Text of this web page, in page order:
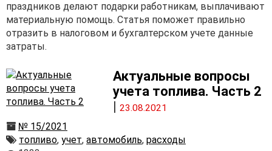
праздников делают подарки работникам, выплачивают
материальную помощь. Статья поможет правильно
отразить в налоговом и бухгалтерском учете данные
затраты.
Актуальные вопросы
учета топлива. Часть 2
|23.08.2021
№ 15/2021
топливо, учет, автомобиль, расходы